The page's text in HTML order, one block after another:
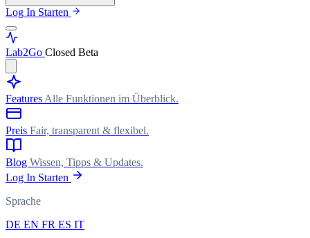
Log In Starten
Lab2Go Closed Beta
Features Alle Funktionen im Überblick.
Preis Fair, transparent & flexibel.
Blog Wissen, Tipps & Updates.
Log In Starten
Sprache
DE EN FR ES IT